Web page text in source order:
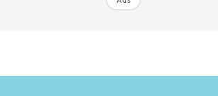
menu-menu yang akan disediakan
sediakan dalam bentuk pes dan apabila